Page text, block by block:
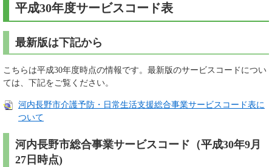
平成30年度サービスコード表
最新版は下記から
こちらは平成30年度時点の情報です。最新版のサービスコードについ
ては、下記をご覧ください。
河内長野市介護予防・日常生活支援総合事業サービスコード表に
ついて
河内長野市総合事業サービスコード（平成30年9月
27日時点)